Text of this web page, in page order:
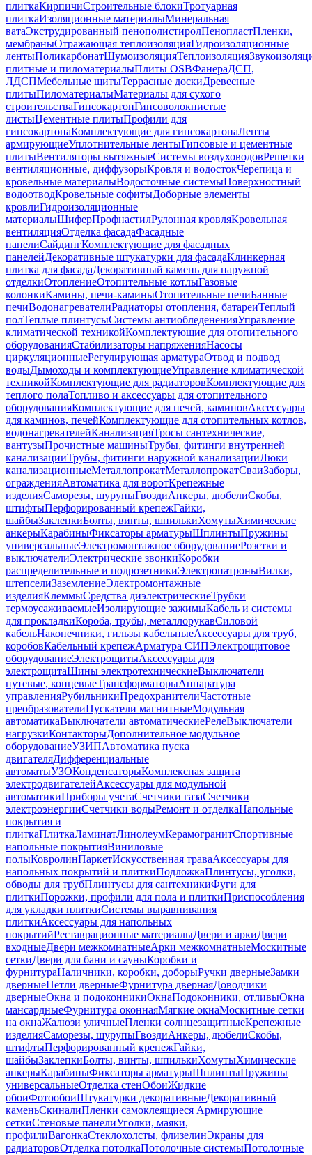
плиткаКирпичиСтроительные блокиТротуарная
плиткаИзоляционные материалыМинеральная
ватаЭкструдированный пенополистиролПенопластПленки,
мембраныОтражающая теплоизоляцияГидроизоляционные
лентыПоликарбонатШумоизоляцияТеплоизоляция
плитные и пиломатериалыПлиты OSBФанераДСП,
ЛДСПМебельные щитыТеррасные доскиДревесные
плитыПиломатериалыМатериалы для сухого
строительстваГипсокартонГипсоволокнистые
листыЦементные плитыПрофили для
гипсокартонаКомплектующие для гипсокартонаЛенты
армирующиеУплотнительные лентыГипсовые и цементные
плитыВентиляторы вытяжныеСистемы воздуховодовРешетки
вентиляционные, диффузорыКровля и водостокЧерепица и
кровельные материалыВодосточные системыПоверхностный
водоотводКровельные софитыДоборные элементы
кровлиГидроизоляционные
материалыШиферПрофнастилРулонная кровляКровельная
вентиляцияОтделка фасадаФасадные
панелиСайдингКомплектующие для фасадных
панелейДекоративные штукатурки для фасадаКлинкерная
плитка для фасадаДекоративный камень для наружной
отделкиОтоплениеОтопительные котлыГазовые
колонкиКамины, печи-каминыОтопительные печиБанные
печиВодонагревателиРадиаторы отопления, батареиТеплый
полТеплые плинтусыСистемы антиобледененияУправление
климатической техникойКомплектующие для отопительного
оборудованияСтабилизаторы напряженияНасосы
циркуляционныеРегулирующая арматураОтвод и подвод
водыДымоходы и комплектующиеУправление климатической
техникойКомплектующие для радиаторовКомплектующие для
теплого полаТопливо и аксессуары для отопительного
оборудованияКомплектующие для печей, каминовАксессуары
для каминов, печейКомплектующие для отопительных котлов,
водонагревателейКанализацияТросы сантехнические,
вантузыПрочистные машиныТрубы, фитинги внутренней
канализацииТрубы, фитинги наружной канализацииЛюки
канализационныеМеталлопрокатМеталлопрокатСваиЗаборы,
огражденияАвтоматика для воротКрепежные
изделияСаморезы, шурупыГвоздиАнкеры, дюбелиСкобы,
штифтыПерфорированный крепежГайки,
шайбыЗаклепкиБолты, винты, шпилькиХомутыХимические
анкерыКарабиныФиксаторы арматурыШплинтыПружины
универсальныеЭлектромонтажное оборудованиеРозетки и
выключателиЭлектрические звонкиКоробки
распределительные и подрозетникиЭлектропатроныВилки,
штепселиЗаземлениеЭлектромонтажные
изделияКлеммыСредства диэлектрическиеТрубки
термоусаживаемыеИзолирующие зажимыКабель и системы
для прокладкиКороба, трубы, металлорукавСиловой
кабельНаконечники, гильзы кабельныеАксессуары для труб,
коробовКабельный крепежАрматура СИПЭлектрощитовое
оборудованиеЭлектрощитыАксессуары для
электрощитаШины электротехническиеВыключатели
путевые, концевыеТрансформаторыАппаратура
управленияРубильникиПредохранителиЧастотные
преобразователиПускатели магнитныеМодульная
автоматикаВыключатели автоматическиеРелеВыключатели
нагрузкиКонтакторыДополнительное модульное
оборудованиеУЗИПАвтоматика пуска
двигателяДифференциальные
автоматыУЗОКонденсаторыКомплексная защита
электродвигателейАксессуары для модульной
автоматикиПриборы учетаСчетчики газаСчетчики
электроэнергииСчетчики водыРемонт и отделкаНапольные
покрытия и
плиткаПлиткаЛаминатЛинолеумКерамогранитСпортивные
напольные покрытияВиниловые
полыКовролинПаркетИскусственная траваАксессуары для
напольных покрытий и плиткиПодложкаПлинтусы, уголки,
обводы для трубПлинтусы для сантехникиФуги для
плиткиПорожки, профили для пола и плиткиПриспособления
для укладки плиткиСистемы выравнивания
плиткиАксессуары для напольных
покрытийРеставрационные материалыДвери и аркиДвери
входныеДвери межкомнатныеАрки межкомнатныеМоскитные
сеткиДвери для бани и сауныКоробки и
фурнитураНаличники, коробки, доборыРучки дверныеЗамки
дверныеПетли дверныеФурнитура двернаяДоводчики
дверныеОкна и подоконникиОкнаПодоконники, отливыОкна
мансардныеФурнитура оконнаяМягкие окнаМоскитные сетки
на окнаЖалюзи уличныеПленки солнцезащитныеКрепежные
изделияСаморезы, шурупыГвоздиАнкеры, дюбелиСкобы,
штифтыПерфорированный крепежГайки,
шайбыЗаклепкиБолты, винты, шпилькиХомутыХимические
анкерыКарабиныФиксаторы арматурыШплинтыПружины
универсальныеОтделка стенОбоиЖидкие
обоиФотообоиШтукатурки декоративныеДекоративный
каменьСкиналиПленки самоклеящиеся Армирующие
сеткиСтеновые панелиУголки, маяки,
профилиВагонкаСтеклохолсты, флизелинЭкраны для
радиаторовОтделка потолкаПотолочные системыПотолочные